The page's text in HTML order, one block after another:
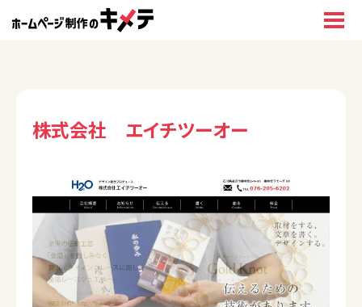
株式会社 エイチツーオー